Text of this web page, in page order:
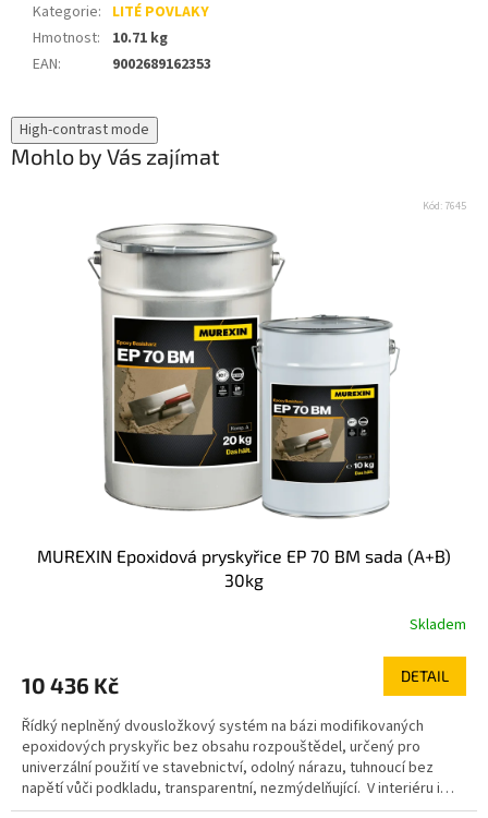
High-contrast mode
Mohlo by Vás zajímat
MUREXIN Epoxidová pryskyřice EP 70 BM sada (A+B)
30kg
Skladem
10 436 Kč DETAIL
Řídký neplněný dvousložkový systém na bázi modifikovaných
epoxidových pryskyřic bez obsahu rozpouštědel, určený pro
univerzální použití ve stavebnictví, odolný nárazu, tuhnoucí bez
napětí vůči podkladu, transparentní, nezmýdelňující. V interiéru i
exteriéru jako: adhezní můstek na problematických podkladech
Kód: 7645
Kategorie: LITÉ POVLAKY
Hmotnost:
10.71 kg
EAN: 9002689162353